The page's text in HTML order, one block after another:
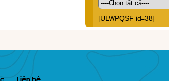
[ULWPQSF id=38]